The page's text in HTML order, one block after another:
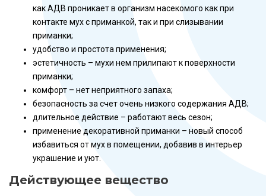
как АДВ проникает в организм насекомого как при
контакте мух с приманкой, так и при слизывании
приманки;
удобство и простота применения;
эстетичность – мухи нем прилипают к поверхности
приманки;
комфорт – нет неприятного запаха;
безопасность за счет очень низкого содержания АДВ;
длительное действие – работают весь сезон;
применение декоративной приманки – новый способ
избавиться от мух в помещении, добавив в интерьер
украшение и уют.
Действующее вещество